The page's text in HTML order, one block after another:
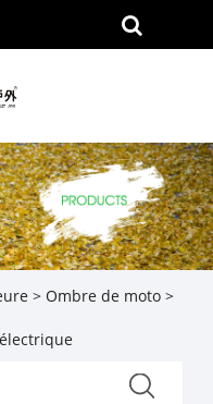
> Ombre de moto>